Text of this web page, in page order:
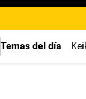
Temas del día